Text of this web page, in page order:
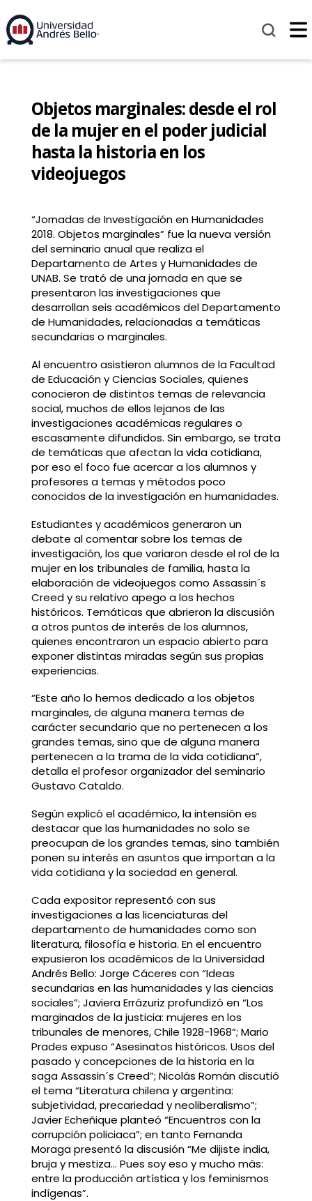
Objetos marginales: desde el rol
de la mujer en el poder judicial
hasta la historia en los
videojuegos
“Jornadas de Investigación en Humanidades
2018. Objetos marginales” fue la nueva versión
del seminario anual que realiza el
Departamento de Artes y Humanidades de
UNAB. Se trató de una jornada en que se
presentaron las investigaciones que
desarrollan seis académicos del Departamento
de Humanidades, relacionadas a temáticas
secundarias o marginales.
Al encuentro asistieron alumnos de la Facultad
de Educación y Ciencias Sociales, quienes
conocieron de distintos temas de relevancia
social, muchos de ellos lejanos de las
investigaciones académicas regulares o
escasamente difundidos. Sin embargo, se trata
de temáticas que afectan la vida cotidiana,
por eso el foco fue acercar a los alumnos y
profesores a temas y métodos poco
conocidos de la investigación en humanidades.
Estudiantes y académicos generaron un
debate al comentar sobre los temas de
investigación, los que variaron desde el rol de la
mujer en los tribunales de familia, hasta la
elaboración de videojuegos como Assassin´s
Creed y su relativo apego a los hechos
históricos. Temáticas que abrieron la discusión
a otros puntos de interés de los alumnos,
quienes encontraron un espacio abierto para
exponer distintas miradas según sus propias
experiencias.
“Este año lo hemos dedicado a los objetos
marginales, de alguna manera temas de
carácter secundario que no pertenecen a los
grandes temas, sino que de alguna manera
pertenecen a la trama de la vida cotidiana”,
detalla el profesor organizador del seminario
Gustavo Cataldo.
Según explicó el académico, la intensión es
destacar que las humanidades no solo se
preocupan de los grandes temas, sino también
ponen su interés en asuntos que importan a la
vida cotidiana y la sociedad en general.
Cada expositor representó con sus
investigaciones a las licenciaturas del
departamento de humanidades como son
literatura, filosofía e historia. En el encuentro
expusieron los académicos de la Universidad
Andrés Bello: Jorge Cáceres con “Ideas
secundarias en las humanidades y las ciencias
sociales”; Javiera Errázuriz profundizó en “Los
marginados de la justicia: mujeres en los
tribunales de menores, Chile 1928-1968”; Mario
Prades expuso “Asesinatos históricos. Usos del
pasado y concepciones de la historia en la
saga Assassin´s Creed”; Nicolás Román discutió
el tema “Literatura chilena y argentina:
subjetividad, precariedad y neoliberalismo”;
Javier Echeñique planteó “Encuentros con la
corrupción policiaca”; en tanto Fernanda
Moraga presentó la discusión “Me dijiste india,
bruja y mestiza… Pues soy eso y mucho más:
entre la producción artística y los feminismos
indígenas”.